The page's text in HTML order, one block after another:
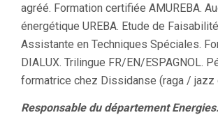
agréé. Formation certifiée AMUREBA.
énergétique UREBA. Etude de
Assistante en Techniques Spéciales.
DIALUX. Trilingue FR/EN/ESPAGNOL.
formatrice chez Dissidanse (raga / jazz
Responsable du département